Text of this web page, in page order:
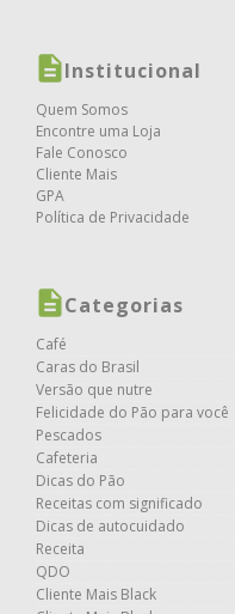
Institucional
Quem Somos
Encontre uma Loja
Fale Conosco
Cliente Mais
GPA
Política de Privacidade
Categorias
Café
Caras do Brasil
Versão que nutre
Felicidade do Pão para você
Pescados
Cafeteria
Dicas do Pão
Receitas com significado
Dicas de autocuidado
Receita
QDO
Cliente Mais Black